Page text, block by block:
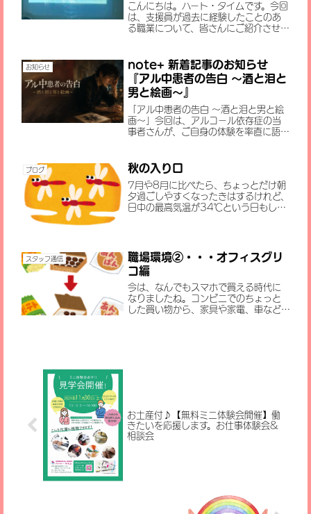
こんにちは。ハート・タイムです。今回
は、支援員が過去に経験したことのあ
る職業について、皆さんにご紹介させて
整備士とは？・自動車の点検、修理、
整備を行う専門職・安全運転や、...
お知らせ
note+ 新着記事のお知らせ
『アル中患者の告白 ～酒と泪と
男と絵画～』
「アル中患者の告白 ～酒と泪と男と絵
画～」今回は、アルコール依存症の当
事者さんが、ご自身の体験を率直に語っ
――。当事者だからこそ語れる言葉に
は、多くの気づきがあります。アルコ...
ブログ 秋の入り口
7月や8月に比べたら、ちょっとだけ朝
夕過ごしやすくなったきはするけれど、
日中の最高気温が34℃という日もしょ
声が聞こえなくなってコオロ...
スタッフ通信
職場環境②・・・オフィスグリ
コ編
今は、なんでもスマホで買える時代に
なりましたね。コンビニでのちょっと
した買い物から、家具や家電、車など、
お土産付♪【無料ミニ体験会開催】働
きたいを応援します。お仕事体験会&
相談会